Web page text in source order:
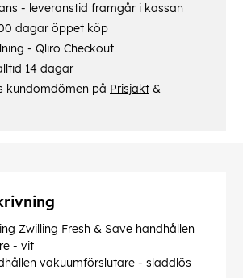
- leveranstid framgår i kassan
dagar öppet köp
- Qliro Checkout
14 dagar
kundomdömen på Prisjakt &
Zwilling Fresh & Save handhållen
- vit
vakuumförslutare - sladdlös